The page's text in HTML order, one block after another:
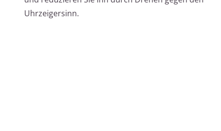
Uhrzeigersinn.